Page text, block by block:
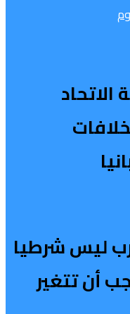
الاتحاد
ليس شرطيا
أن تتغير